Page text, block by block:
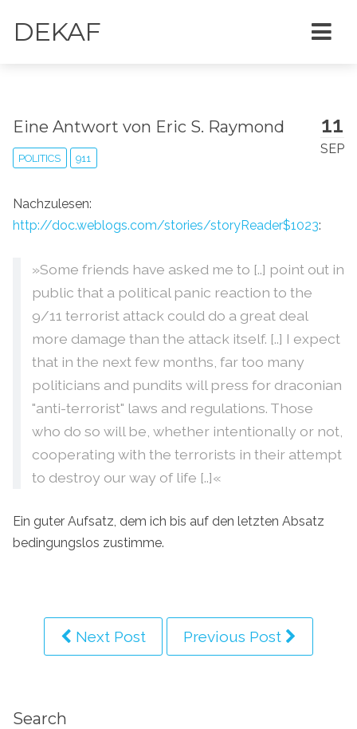
DEKAF
11
SEP
Eine Antwort von Eric S. Raymond
POLITICS 911
Nachzulesen:
http://doc.weblogs.com/stories/storyReader$1023:
»Some friends have asked me to [..] point out in
public that a political panic reaction to the
9/11 terrorist attack could do a great deal
more damage than the attack itself. [..] I expect
that in the next few months, far too many
politicians and pundits will press for draconian
"anti-terrorist" laws and regulations. Those
who do so will be, whether intentionally or not,
cooperating with the terrorists in their attempt
to destroy our way of life [..]«
Ein guter Aufsatz, dem ich bis auf den letzten Absatz
bedingungslos zustimme.
Next Post Previous Post
Search